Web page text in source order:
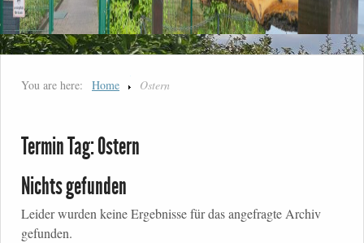
You are here: Home Ostern
Termin Tag:Ostern
Nichts gefunden
Leider wurden keine Ergebnisse für das angefragte Archiv
gefunden.